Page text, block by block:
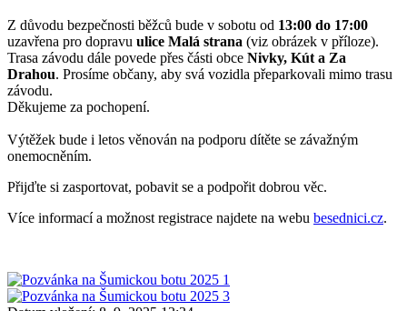
Z důvodu bezpečnosti běžců bude v sobotu od 13:00 do 17:00
uzavřena pro dopravu ulice Malá strana (viz obrázek v příloze).
Trasa závodu dále povede přes části obce Nivky, Kút a Za
Drahou. Prosíme občany, aby svá vozidla přeparkovali mimo trasu
závodu.
Děkujeme za pochopení.
Výtěžek bude i letos věnován na podporu dítěte se závažným
onemocněním.
Přijďte si zasportovat, pobavit se a podpořit dobrou věc.
Více informací a možnost registrace najdete na webu besednici.cz.